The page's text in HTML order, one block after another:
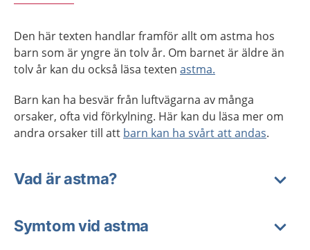
Den här texten handlar framför allt om astma hos
barn som är yngre än tolv år. Om barnet är äldre än
tolv år kan du också läsa texten astma.
Barn kan ha besvär från luftvägarna av många
orsaker, ofta vid förkylning. Här kan du läsa mer om
andra orsaker till att barn kan ha svårt att andas.
Vad är astma?
Symtom vid astma